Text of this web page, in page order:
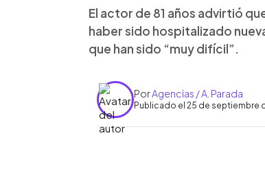
El actor de 81 años advirtió
haber sido hospitalizado
que han sido “muy difícil”.
PorAgencias / A. Parada
Publicado el 25 de septiembre